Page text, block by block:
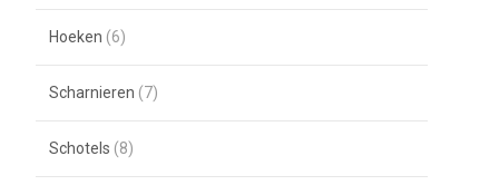
Hoeken (6)
Scharnieren (7)
Schotels (8)